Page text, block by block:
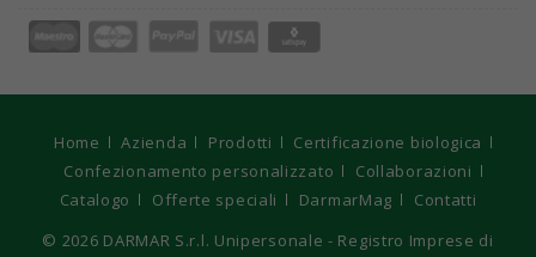
Home Azienda Prodotti
Certificazione biologica
Confezionamento personalizzato
Collaborazioni
Catalogo
Offerte speciali DarmarMag
Contatti
© 2026 DARMAR S.r.l. Unipersonale - Registro Imprese di